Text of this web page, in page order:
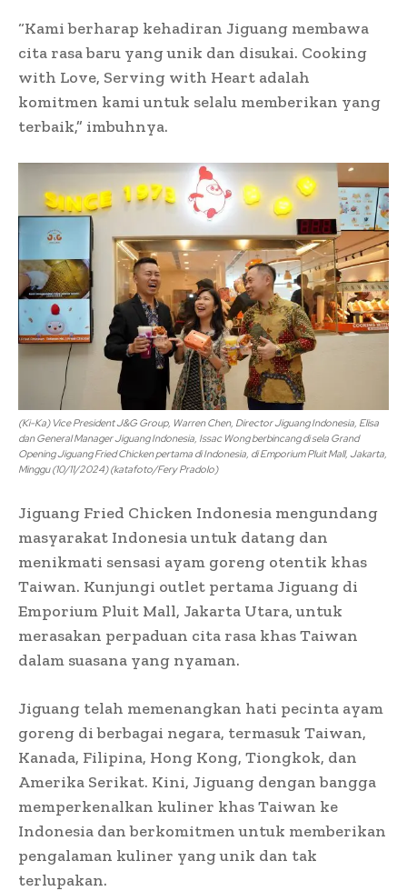
“Kami berharap kehadiran Jiguang membawa
cita rasa baru yang unik dan disukai. Cooking
with Love, Serving with Heart adalah
komitmen kami untuk selalu memberikan yang
terbaik,” imbuhnya.
(Ki-Ka) Vice President J&G Group, Warren Chen, Director Jiguang Indonesia, Elisa
dan General Manager Jiguang Indonesia, Issac Wong berbincang di sela Grand
Opening Jiguang Fried Chicken pertama di Indonesia, di Emporium Pluit Mall, Jakarta,
Minggu (10/11/2024) (katafoto/Fery Pradolo)
Jiguang Fried Chicken Indonesia mengundang
masyarakat Indonesia untuk datang dan
menikmati sensasi ayam goreng otentik khas
Taiwan. Kunjungi outlet pertama Jiguang di
Emporium Pluit Mall, Jakarta Utara, untuk
merasakan perpaduan cita rasa khas Taiwan
dalam suasana yang nyaman.
Jiguang telah memenangkan hati pecinta ayam
goreng di berbagai negara, termasuk Taiwan,
Kanada, Filipina, Hong Kong, Tiongkok, dan
Amerika Serikat. Kini, Jiguang dengan bangga
memperkenalkan kuliner khas Taiwan ke
Indonesia dan berkomitmen untuk memberikan
pengalaman kuliner yang unik dan tak
terlupakan.